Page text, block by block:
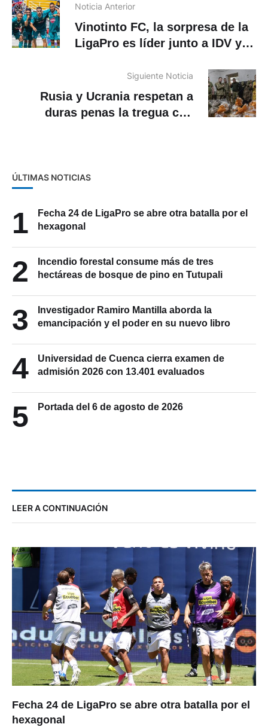
Noticia Anterior
Vinotinto FC, la sorpresa de la
LigaPro es líder junto a IDV y
Siguiente Noticia
Rusia y Ucrania respetan a
duras penas la tregua con
ÚLTIMAS NOTICIAS
1
Fecha 24 de LigaPro se abre otra batalla por el
hexagonal
2
Incendio forestal consume más de tres
hectáreas de bosque de pino en Tutupali
3
Investigador Ramiro Mantilla aborda la
emancipación y el poder en su nuevo libro
4
Universidad de Cuenca cierra examen de
admisión 2026 con 13.401 evaluados
5 Portada del 6 de agosto de 2026
LEER A CONTINUACIÓN
Fecha 24 de LigaPro se abre otra batalla por el
hexagonal